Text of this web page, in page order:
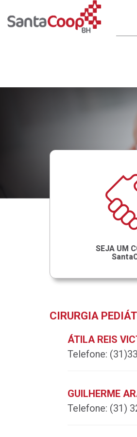
SEJA UM
CIRURGIA
ÁTILA REIS
Telefone:
GUILHERME
Telefone: (31)